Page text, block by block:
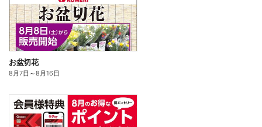
お盆切花
8月7日 ～8月16日